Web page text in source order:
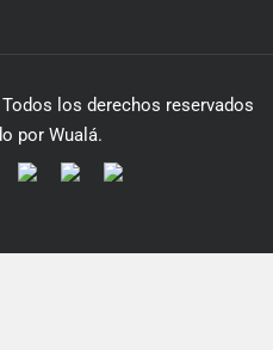
los derechos reservados
por Wualá.